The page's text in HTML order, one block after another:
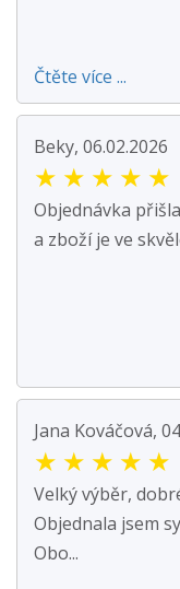
Čtěte více ...
Beky, 06.02.2026
★ ★ ★ ★ ★
Objednávka
a zboží je ve
Jana Kováčová,
★ ★ ★ ★ ★
Velký výběr,
Objednala jsem
Obo...